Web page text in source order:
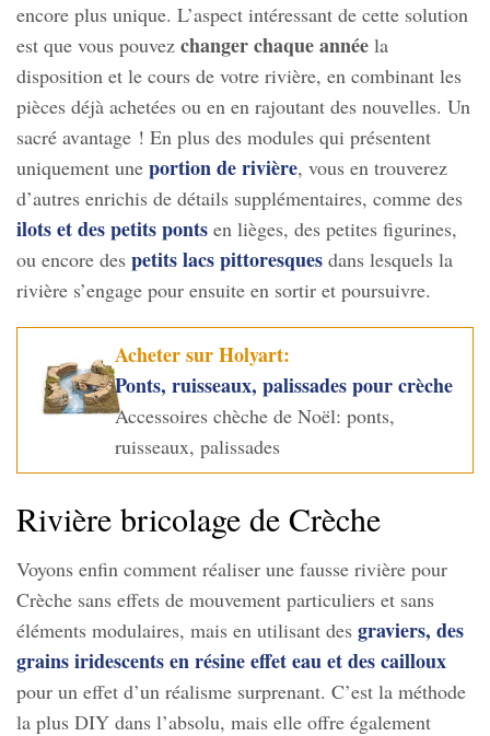
encore plus unique. L’aspect intéressant de cette solution
est que vous pouvez changer chaque année la
disposition et le cours de votre rivière, en combinant les
pièces déjà achetées ou en en rajoutant des nouvelles. Un
sacré avantage ! En plus des modules qui présentent
uniquement une portion de rivière, vous en trouverez
d’autres enrichis de détails supplémentaires, comme des
ilots et des petits ponts en lièges, des petites figurines,
ou encore des petits lacs pittoresques dans lesquels la
rivière s’engage pour ensuite en sortir et poursuivre.
Acheter sur Holyart:
Ponts, ruisseaux, palissades pour crèche
Accessoires chèche de Noël: ponts,
ruisseaux, palissades
Rivière bricolage de Crèche
Voyons enfin comment réaliser une fausse rivière pour
Crèche sans effets de mouvement particuliers et sans
éléments modulaires, mais en utilisant des graviers, des
grains iridescents en résine effet eau et des cailloux
pour un effet d’un réalisme surprenant. C’est la méthode
la plus DIY dans l’absolu, mais elle offre également